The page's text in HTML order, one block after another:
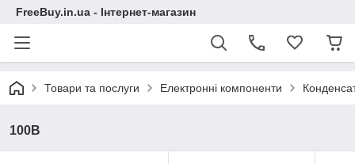
FreeBuy.in.ua - Інтернет-магазин
Товари та послуги Електронні компоненти
100В